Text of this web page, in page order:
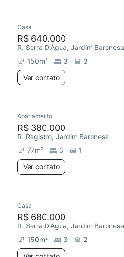
Casa
R$ 640.000
R. Serra D'Água, Jardim Baronesa
150m² 3
3
Ver contato
Redecorar
Apartamento
R$ 380.000
R. Registro, Jardim Baronesa
77m² 3
1
Ver contato
Casa
R$ 680.000
R. Serra D'Água, Jardim Baronesa
150m² 3
2